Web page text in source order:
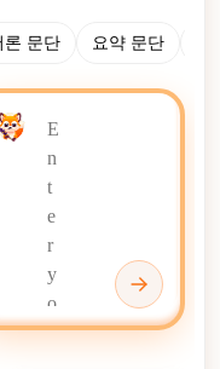
정을 지원하면서 반
너 역할을 합니다.
론 문단 요약 문단